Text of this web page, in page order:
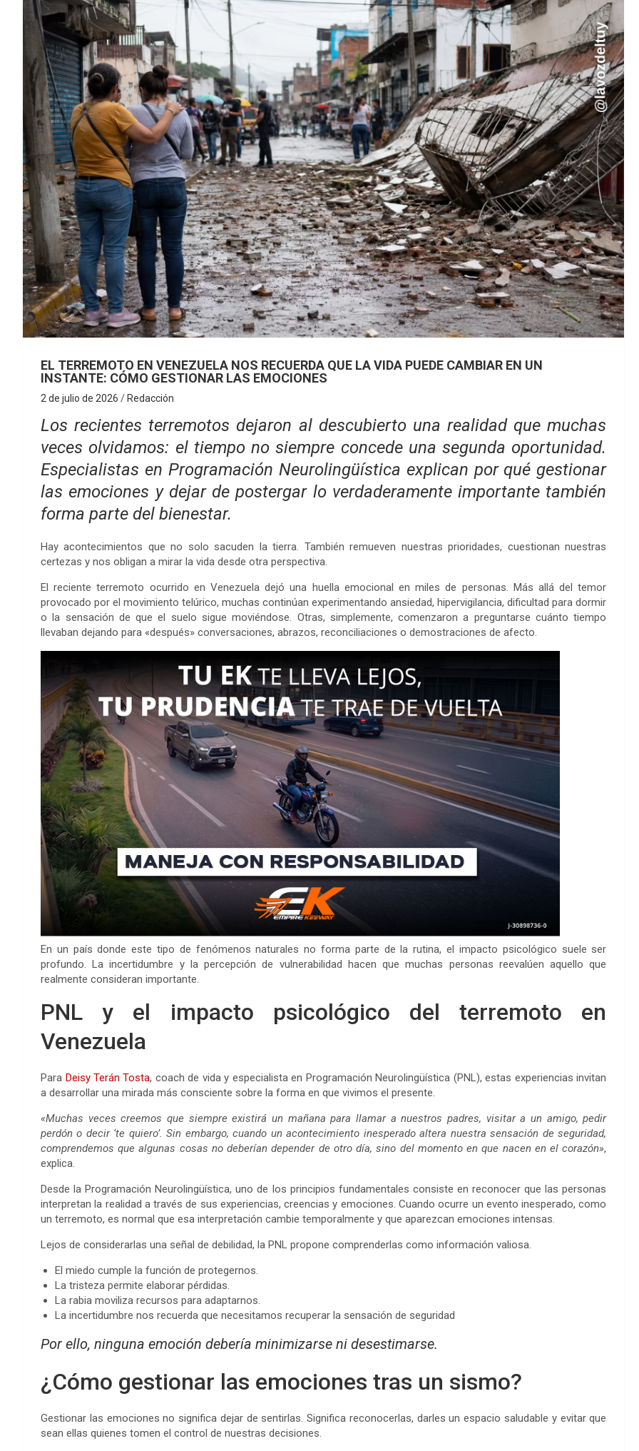
EL TERREMOTO EN VENEZUELA NOS RECUERDA QUE LA VIDA PUEDE CAMBIAR EN UN
INSTANTE: CÓMO GESTIONAR LAS EMOCIONES
2 de julio de 2026 Redacción
Los recientes terremotos dejaron al descubierto una realidad que muchas
veces olvidamos: el tiempo no siempre concede una segunda oportunidad.
Especialistas en Programación Neurolingüística explican por qué gestionar
las emociones y dejar de postergar lo verdaderamente importante también
forma parte del bienestar.
Hay acontecimientos que no solo sacuden la tierra. También remueven nuestras prioridades, cuestionan nuestras
certezas y nos obligan a mirar la vida desde otra perspectiva.
El reciente terremoto ocurrido en Venezuela dejó una huella emocional en miles de personas. Más allá del temor
provocado por el movimiento telúrico, muchas continúan experimentando ansiedad, hipervigilancia, dificultad para dormir
o la sensación de que el suelo sigue moviéndose. Otras, simplemente, comenzaron a preguntarse cuánto tiempo
llevaban dejando para «después» conversaciones, abrazos, reconciliaciones o demostraciones de afecto.
En un país donde este tipo de fenómenos naturales no forma parte de la rutina, el impacto psicológico suele ser
profundo. La incertidumbre y la percepción de vulnerabilidad hacen que muchas personas reevalúen aquello que
realmente consideran importante.
PNL y el impacto psicológico del terremoto en
Venezuela
Para Deisy Terán Tosta, coach de vida y especialista en Programación Neurolingüística (PNL), estas experiencias invitan
a desarrollar una mirada más consciente sobre la forma en que vivimos el presente.
«Muchas veces creemos que siempre existirá un mañana para llamar a nuestros padres, visitar a un amigo, pedir
perdón o decir ‘te quiero’. Sin embargo, cuando un acontecimiento inesperado altera nuestra sensación de seguridad,
comprendemos que algunas cosas no deberían depender de otro día, sino del momento en que nacen en el corazón»,
explica.
Desde la Programación Neurolingüística, uno de los principios fundamentales consiste en reconocer que las personas
interpretan la realidad a través de sus experiencias, creencias y emociones. Cuando ocurre un evento inesperado, como
un terremoto, es normal que esa interpretación cambie temporalmente y que aparezcan emociones intensas.
Lejos de considerarlas una señal de debilidad, la PNL propone comprenderlas como información valiosa.
El miedo cumple la función de protegernos.
La tristeza permite elaborar pérdidas.
La rabia moviliza recursos para adaptarnos.
La incertidumbre nos recuerda que necesitamos recuperar la sensación de seguridad
Por ello, ninguna emoción debería minimizarse ni desestimarse.
¿Cómo gestionar las emociones tras un sismo?
Gestionar las emociones no significa dejar de sentirlas. Significa reconocerlas, darles un espacio saludable y evitar que
sean ellas quienes tomen el control de nuestras decisiones.